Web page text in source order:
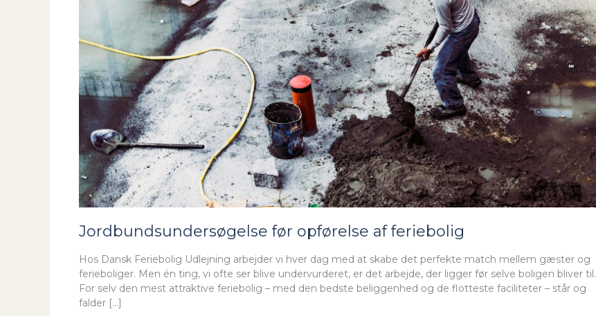
Jordbundsundersøgelse før opførelse af feriebolig
Hos Dansk Feriebolig Udlejning arbejder vi hver dag med at skabe det perfekte match mellem gæster og
ferieboliger. Men én ting, vi ofte ser blive undervurderet, er det arbejde, der ligger før selve boligen bliver til.
For selv den mest attraktive feriebolig – med den bedste beliggenhed og de flotteste faciliteter – står og
falder […]